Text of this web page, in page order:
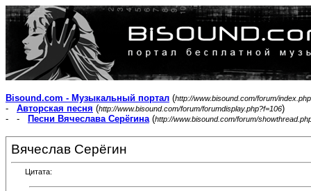
Bisound.com - Музыкальный портал (http://www.bisound.com/forum/index.php
- Авторская песня (http://www.bisound.com/forum/forumdisplay.php?f=106)
- -
Песни Вячеслава Серёгина(http://www.bisound.com/forum/
Вячеслав Серёгин
Цитата: